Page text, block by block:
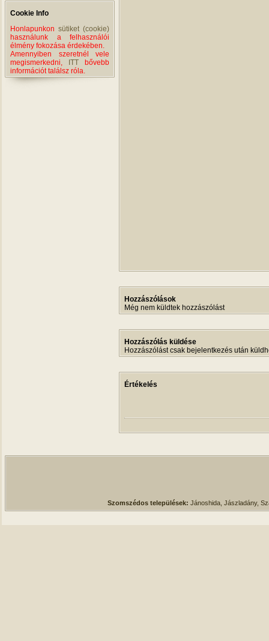
Cookie Info
Honlapunkon sütiket (cookie)
használunk a felhasználói
élmény fokozása érdekében.
Amennyiben szeretnél vele
megismerkedni,
ITT bővebb
információt találsz róla.
Hozzászólások
Még nem küldtek hozzászólást
Hozzászólás küldése
Hozzászólást csak bejelentkezés után
Értékelés
Szomszédos települések: Jánoshida, Jászladány,